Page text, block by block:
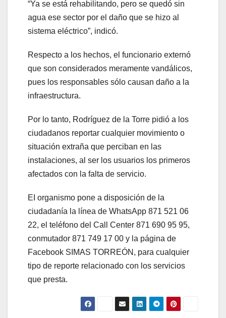
“Ya se está rehabilitando, pero se quedó sin
agua ese sector por el daño que se hizo al
sistema eléctrico”, indicó.
Respecto a los hechos, el funcionario externó
que son considerados meramente vandálicos,
pues los responsables sólo causan daño a la
infraestructura.
Por lo tanto, Rodríguez de la Torre pidió a los
ciudadanos reportar cualquier movimiento o
situación extraña que perciban en las
instalaciones, al ser los usuarios los primeros
afectados con la falta de servicio.
EI organismo pone a disposición de la
ciudadanía la línea de WhatsApp 871 521 06
22, el teléfono del Call Center 871 690 95 95,
conmutador 871 749 17 00 y la página de
Facebook SIMAS TORREÓN, para cualquier
tipo de reporte relacionado con los servicios
que presta.